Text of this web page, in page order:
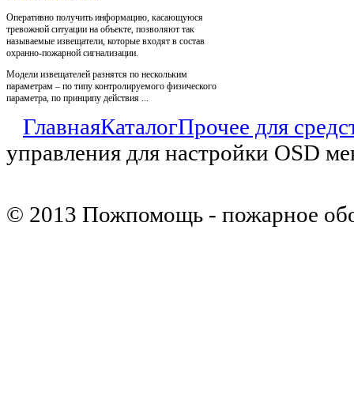
Оперативно получить информацию, касающуюся
тревожной ситуации на объекте, позволяют так
называемые извещатели, которые входят в состав
охранно-пожарной сигнализации.
Модели извещателей разнятся по нескольким
параметрам – по типу контролируемого физического
параметра, по принципу действия ...
ГлавнаяКаталогПрочее для
управления для настройки OSD
© 2013 Пожпомощь - пожарное